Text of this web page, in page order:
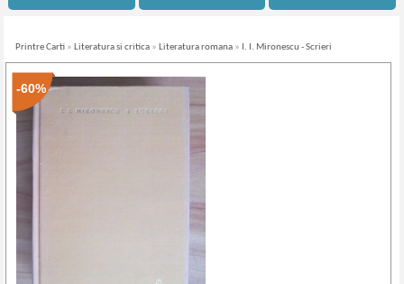
Printre Carti » Literatura si critica » Literatura romana » I. I. Mironescu - Scrieri
-60%